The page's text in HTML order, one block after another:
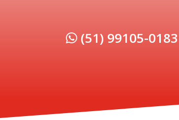
(51) 99105-0183